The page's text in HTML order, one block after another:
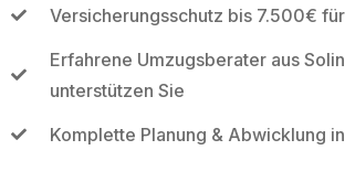
Versicherungsschutz bis 7.500€
Erfahrene Umzugsberater aus
unterstützen Sie
Komplette Planung & Abwicklung